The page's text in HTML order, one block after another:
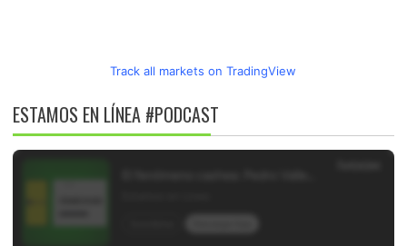
Track all markets on TradingView
ESTAMOS EN LÍNEA #PODCAST